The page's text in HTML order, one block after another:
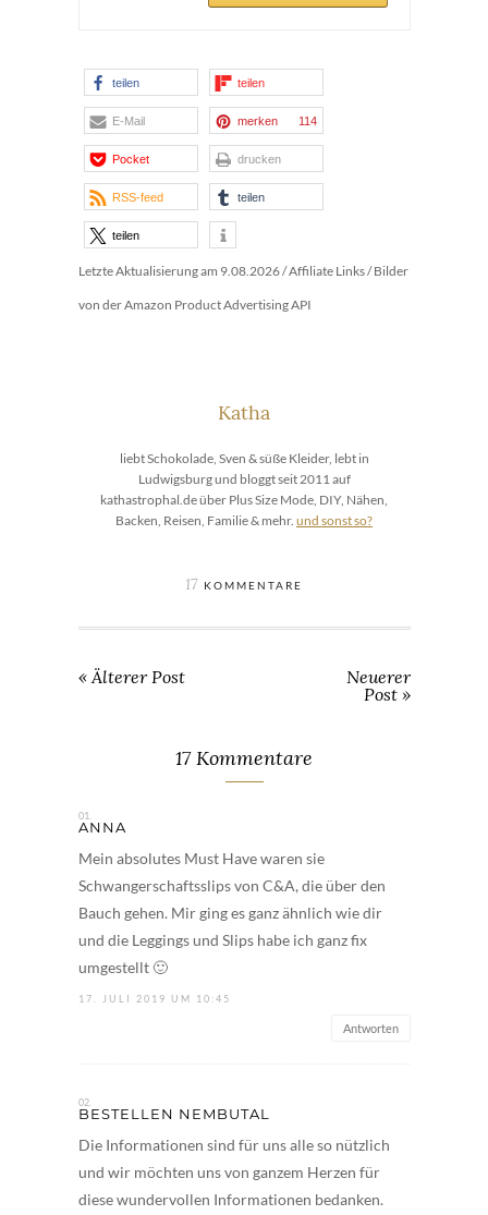
teilen teilen
E-Mail merken 114
Pocket drucken
RSS-feed teilen
teilen
Letzte Aktualisierung am 9.08.2026 / Affiliate Links / Bilder
von der Amazon Product Advertising API
Katha
liebt Schokolade, Sven & süße Kleider, lebt in
Ludwigsburg und bloggt seit 2011 auf
kathastrophal.de über Plus Size Mode, DIY, Nähen,
Backen, Reisen, Familie & mehr. und sonst so?
17 KOMMENTARE
« Älterer Post Neuerer
Post »
17 Kommentare
ANNA
Mein absolutes Must Have waren sie
Schwangerschaftsslips von C&A, die über den
Bauch gehen. Mir ging es ganz ähnlich wie dir
und die Leggings und Slips habe ich ganz fix
umgestellt 🙂
17. JULI 2019 UM 10:45
Antworten
BESTELLEN NEMBUTAL
Die Informationen sind für uns alle so nützlich
und wir möchten uns von ganzem Herzen für
diese wundervollen Informationen bedanken.